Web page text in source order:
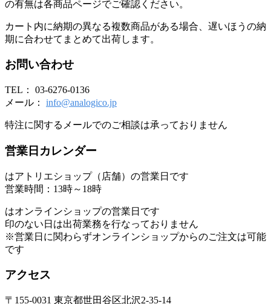
の有無は各商品ページでご確認ください。
カート内に納期の異なる複数商品がある場合、遅いほうの納
期に合わせてまとめて出荷します。
お問い合わせ
TEL： 03-6276-0136
メール： info@analogico.jp
特注に関するメールでのご相談は承っておりません
営業日カレンダー
はアトリエショップ（店舗）の営業日です
営業時間：13時～18時
はオンラインショップの営業日です
印のない日は出荷業務を行なっておりません
※営業日に関わらずオンラインショップからのご注文は可能
です
アクセス
〒155-0031 東京都世田谷区北沢2-35-14